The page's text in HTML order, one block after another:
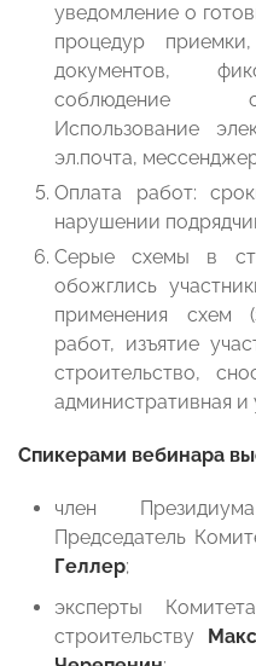
уведомление о
процедур
документов,
соблюдение
Использование
эл.почта,
Оплата работ:
нарушении
Серые схемы в
обожглись
применения схем
работ, изъятие
строительство,
административная и
Спикерами вебинара
член
Председатель
Геллер;
эксперты
строительству